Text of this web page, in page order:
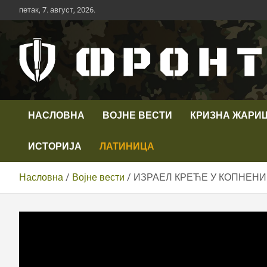
Скип
то
петак, 7. август, 2026.
Телевизија ФРОНТ
НАСЛОВНА ВОЈНЕ ВЕСТИ КРИЗНА
ИСТОРИЈА ЛАТИНИЦА
Насловна Војне вести ИЗРАЕЛ КРЕЋЕ У